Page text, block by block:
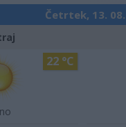
Četrtek, 13. 08.
22 °C